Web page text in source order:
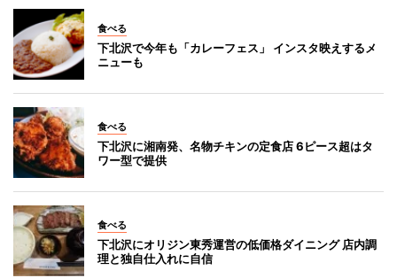
食べる
下北沢で今年も「カレーフェス」 インスタ映えするメ
ニューも
食べる
下北沢に湘南発、名物チキンの定食店 6ピース超はタ
ワー型で提供
食べる
下北沢にオリジン東秀運営の低価格ダイニング 店内調
理と独自仕入れに自信